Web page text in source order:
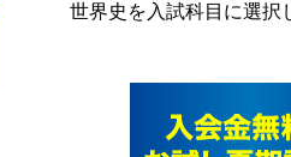
世界史を入試科目に選択